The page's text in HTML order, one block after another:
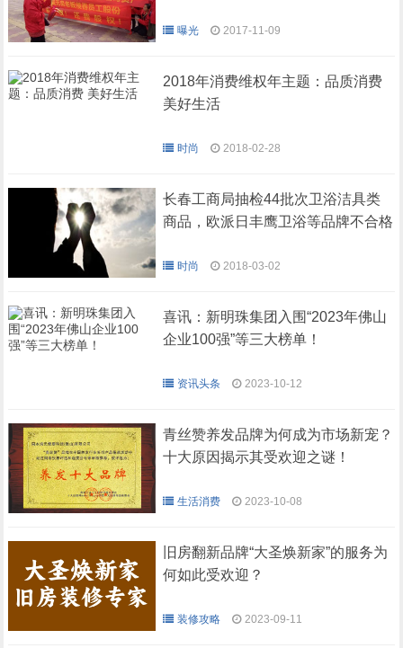
曝光 2017-11-09
2018年消费维权年主题：品质消费
美好生活
时尚 2018-02-28
长春工商局抽检44批次卫浴洁具类
商品，欧派日丰鹰卫浴等品牌不合格
时尚 2018-03-02
喜讯：新明珠集团入围“2023年佛山
企业100强”等三大榜单！
资讯头条 2023-10-12
青丝赞养发品牌为何成为市场新宠？
十大原因揭示其受欢迎之谜！
生活消费 2023-10-08
旧房翻新品牌“大圣焕新家”的服务为
何如此受欢迎？
装修攻略 2023-09-11